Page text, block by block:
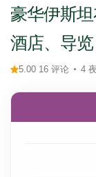
豪华伊斯
酒店、导览
5.00 16 评论 4